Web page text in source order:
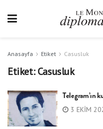
Anasayfa Etiket Casusluk
Etiket:Casusluk
Telegram’ın
3 EKIM